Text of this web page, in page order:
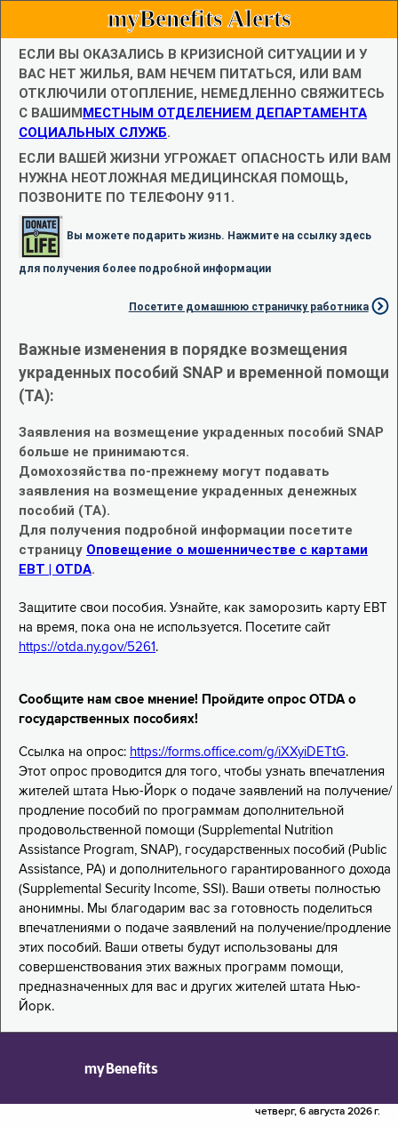
myBenefits Alerts
ЕСЛИ ВЫ ОКАЗАЛИСЬ В КРИЗИСНОЙ СИТУАЦИИ И У
ВАС НЕТ ЖИЛЬЯ, ВАМ НЕЧЕМ ПИТАТЬСЯ, ИЛИ ВАМ
ОТКЛЮЧИЛИ ОТОПЛЕНИЕ, НЕМЕДЛЕННО СВЯЖИТЕСЬ
С ВАШИММЕСТНЫМ ОТДЕЛЕНИЕМ ДЕПАРТАМЕНТА
СОЦИАЛЬНЫХ СЛУЖБ.
ЕСЛИ ВАШЕЙ ЖИЗНИ УГРОЖАЕТ ОПАСНОСТЬ ИЛИ ВАМ
НУЖНА НЕОТЛОЖНАЯ МЕДИЦИНСКАЯ ПОМОЩЬ,
ПОЗВОНИТЕ ПО ТЕЛЕФОНУ 911.
Вы можете подарить жизнь. Нажмите на ссылку здесь
для получения более подробной информации
Посетите домашнюю страничку работника
Важные изменения в порядке возмещения
украденных пособий SNAP и временной помощи
(TA):
Заявления на возмещение украденных пособий SNAP
больше не принимаются.
Домохозяйства по-прежнему могут подавать
заявления на возмещение украденных денежных
пособий (TA).
Для получения подробной информации посетите
страницу Оповещение о мошенничестве с картами
EBT | OTDA.
Защитите свои пособия. Узнайте, как заморозить карту EBT
на время, пока она не используется. Посетите сайт
https://otda.ny.gov/5261 .
Сообщите нам свое мнение! Пройдите опрос OTDA о
государственных пособиях!
Ссылка на опрос: https://forms.office.com/g/iXXyiDETtG.
Этот опрос проводится для того, чтобы узнать впечатления
жителей штата Нью-Йорк о подаче заявлений на получение/
продление пособий по программам дополнительной
продовольственной помощи (Supplemental Nutrition
Assistance Program, SNAP), государственных пособий (Public
Assistance, PA) и дополнительного гарантированного дохода
(Supplemental Security Income, SSI). Ваши ответы полностью
анонимны. Мы благодарим вас за готовность поделиться
впечатлениями о подаче заявлений на получение/продление
этих пособий. Ваши ответы будут использованы для
совершенствования этих важных программ помощи,
предназначенных для вас и других жителей штата Нью-
Йорк.
myBenefits
четверг, 6 августа 2026 г.